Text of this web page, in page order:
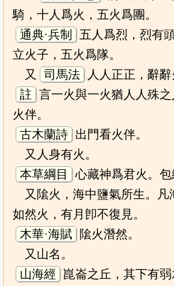
騎，十人爲火，五火爲團。
通典·兵制
五人爲烈，烈有
立火子，五火爲隊。
又
司馬法
人人正正，辭辭
註 言一火與一火猶人人殊
火伴。
古木蘭詩 出門看火伴。
又人身有火。
本草綱目
心藏神爲君火。包
又隂火，海中鹽氣所生。凡
如然火，有月卽不復見。
木華·海賦
隂火潛然。
又山名。
山海經
崑崙之丘，其下有